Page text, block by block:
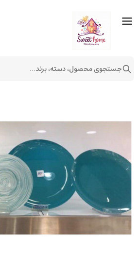
جستجوی محصول، دسته، برند...